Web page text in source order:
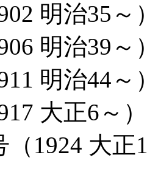
明治35～
明治39～
明治44～
大正6～）
（1924 大正